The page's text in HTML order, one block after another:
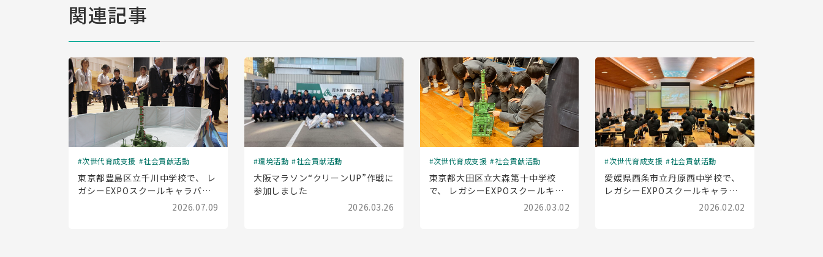
関連記事
次世代育成支援 社会貢献活動
東京都豊島区立千川中学校で、 レ
ガシーEXPOスクールキャラバン
(出前授業)を実施しました2026.07.09
環境活動 社会貢献活動
大阪マラソン“クリーンUP”作戦に
参加しました
2026.03.26
次世代育成支援 社会貢献活動
東京都大田区立大森第十中学校
で、 レガシーEXPOスクールキャ
ラバン(出前授業)を実施しました
2026.03.02
次世代育成支援 社会貢献活動
愛媛県西条市立丹原西中学校で、
レガシーEXPOスクールキャラバ
ン(出前授業)を実施しました2026.02.02